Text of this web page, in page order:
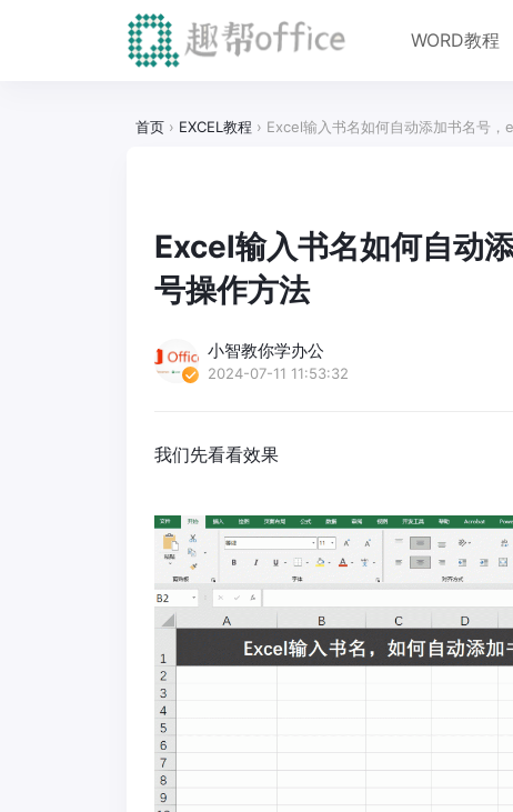
WORD教程
首页 › EXCEL教程 › Excel输入书名如何自动添加书名号
Excel输入书名如何自动
号操作方法
小智教你学办公
2024-07-11 11:53:32
我们先看看效果